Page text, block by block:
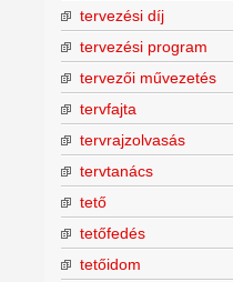
tervezési díj
tervezési program
tervezői művezetés
tervfajta
tervrajzolvasás
tervtanács
tető
tetőfedés
tetőidom